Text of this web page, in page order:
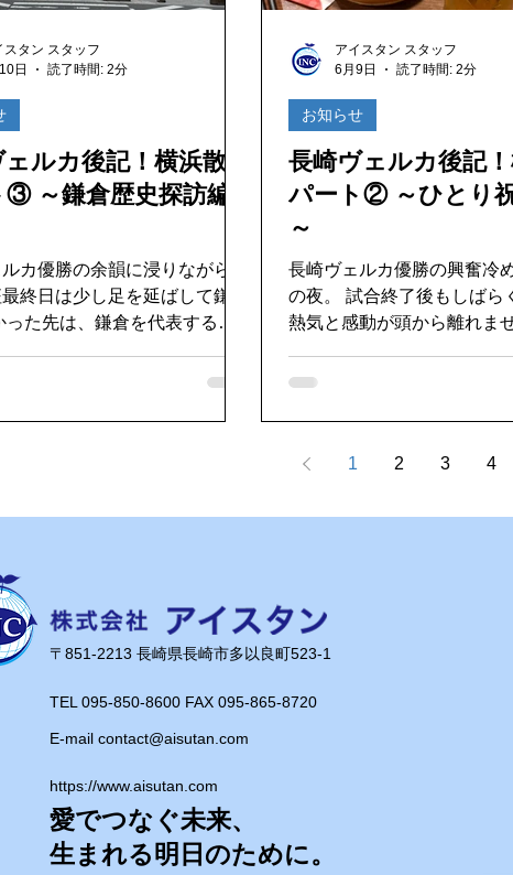
悔しさの残る結果となりま
何より、パートナー企業の
を聞くことができたのが大
トスタッフの皆さまともお
ができ、クラブを支える方
にも触れることができました。 地
い機会に参加できたことに
これからもV・ファーレン長
ルカ後記！横浜散策
～鎌倉歴史探訪編
カ優勝の余韻に浸りながら、
終日は少し足を延ばして鎌倉
れると、都会の賑わいとは違
を感じることができました。
に思わず見入ってしまいまし
が、鎌倉にはまた違った魅力が
ね。武士の時代から続く文化や
れながら、心穏やかな時間を過
は、ヴェルカ優勝という最高の
充実の旅となりました。 さ
さんの元気と感動をもらったの
日々の仕事を頑張ります！ あ
スタン スタッフ
日
読了時間: 2分
長崎ヴェルカ後記！
パート② ～ひとり
～
長崎ヴェルカ優勝の興奮冷
の夜。 試合終了後もしばらくは会場の
熱気と感動が頭から離れま
き、本当に最高の瞬間でした！ そ
周辺での「ひとり祝勝会」！ 今回お
話になったのは、目利きの
優勝の味！ 新鮮な海鮮料理をつまみな
がら、今日の試合を振り返
最高。あのプレー、あの歓
勝が決まった瞬間の感動…
びに自然と笑顔になってし
ひとり祝勝会ではありまし
かち合っているような気持
高の景色を見せてくれてあ
お知らせ
アイスタン スタッフ
6月9日
読了時間: 2分
1 2 3 4
​〒851-2213 長崎県長崎市多以良町523-1
TEL 095-850-8600 FAX 095-865-8720​
E-mail contact@aisutan.com
https://www.aisutan.com
愛でつなぐ未来、
​生まれる明日のために。